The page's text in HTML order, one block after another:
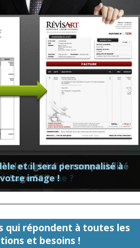
plus des factures sans
?
le logiciel de comptabilité
Sage 50 ?
et il sera personnalisé à
votre image !
qui répondent à toutes les
et besoins !